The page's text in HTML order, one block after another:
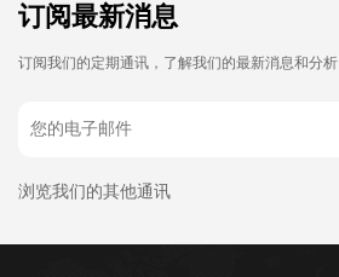
订阅最新消息
订阅我们的定期通讯，了解我们的最新消息和分析
浏览我们的其他通讯